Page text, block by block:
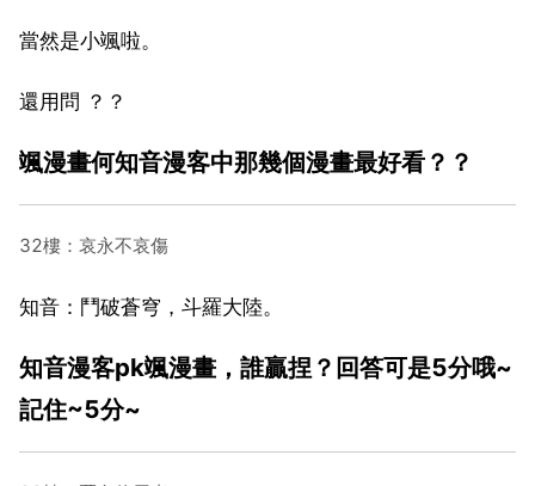
當然是小颯啦。
還用問 ？？
颯漫畫何知音漫客中那幾個漫畫最好看？？
32樓：哀永不哀傷
知音：鬥破蒼穹，斗羅大陸。
知音漫客pk颯漫畫，誰贏捏？回答可是5分哦~
記住~5分~